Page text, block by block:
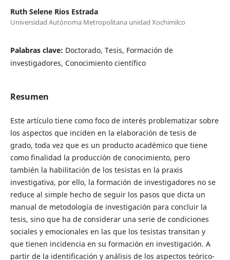
Ruth Selene Rios Estrada
Universidad Autónoma Metropolitana unidad Xochimilco
Palabras clave: Doctorado, Tesis, Formación de
investigadores, Conocimiento científico
Resumen
Este artículo tiene como foco de interés problematizar sobre
los aspectos que inciden en la elaboración de tesis de
grado, toda vez que es un producto académico que tiene
como finalidad la producción de conocimiento, pero
también la habilitación de los tesistas en la praxis
investigativa, por ello, la formación de investigadores no se
reduce al simple hecho de seguir los pasos que dicta un
manual de metodología de investigación para concluir la
tesis, sino que ha de considerar una serie de condiciones
sociales y emocionales en las que los tesistas transitan y
que tienen incidencia en su formación en investigación. A
partir de la identificación y análisis de los aspectos teórico-